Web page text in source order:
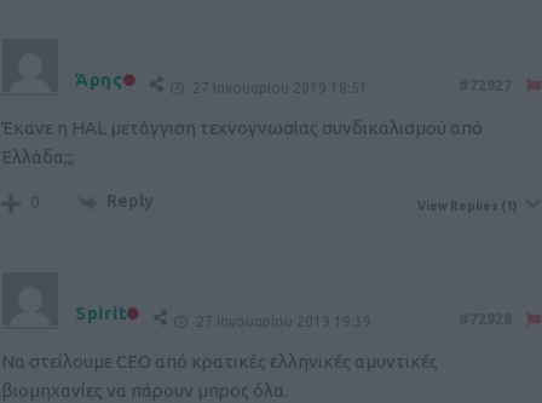
Άρης 27 Ιανουαρίου 2019 18:51
Έκανε η HAL μετάγγιση τεχνογνωσίας συνδικαλισμού από
Ελλάδα;;;
0 Reply View Replies (1)
Spirit 27 Ιανουαρίου 2019 19:39
Να στείλουμε CEO από κρατικές ελληνικές αμυντικές
βιομηχανίες να πάρουν μπρος όλα.